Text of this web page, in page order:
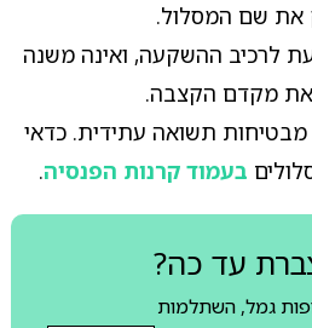
את שם המסלול.
לרכיב ההשקעה, ואינה משנה
ואת מקדם הקצבה.
מבטיחות תשואה עתידית. כדאי
בעמוד קרנות הפנסיה.
עד כה?
גמל, השתלמות